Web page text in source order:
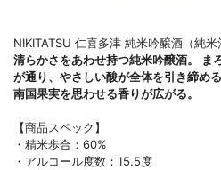
NIKITATSU 仁喜多津 純米吟醸酒（純米
清らかさをあわせ持つ純米吟醸酒。 ま
が通り、やさしい酸が全体を引き締め
南国果実を思わせる香りが広がる。
【商品スペック】
・精米歩合：60%
・アルコール度数：15.5度